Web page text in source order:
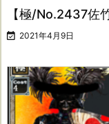
【極/No.2437佐
 2021年4月9日